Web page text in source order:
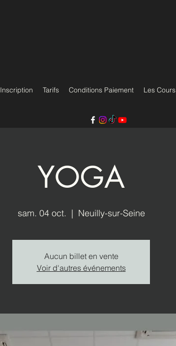
Inscription Tarifs Conditions Paiement Les Cours
YOGA
sam. 04 oct.
  |
Neuilly-sur-Seine
Aucun billet en vente
Voir d'autres événements